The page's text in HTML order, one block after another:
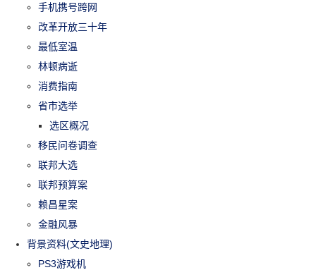
手机携号跨网
改革开放三十年
最低室温
林顿病逝
消费指南
省市选举
选区概况
移民问卷调查
联邦大选
联邦预算案
赖昌星案
金融风暴
背景资料(文史地理)
PS3游戏机